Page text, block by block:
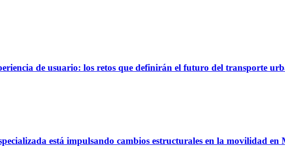
de usuario: los retos que definirán el futuro del transporte
está impulsando cambios estructurales en la movilidad en